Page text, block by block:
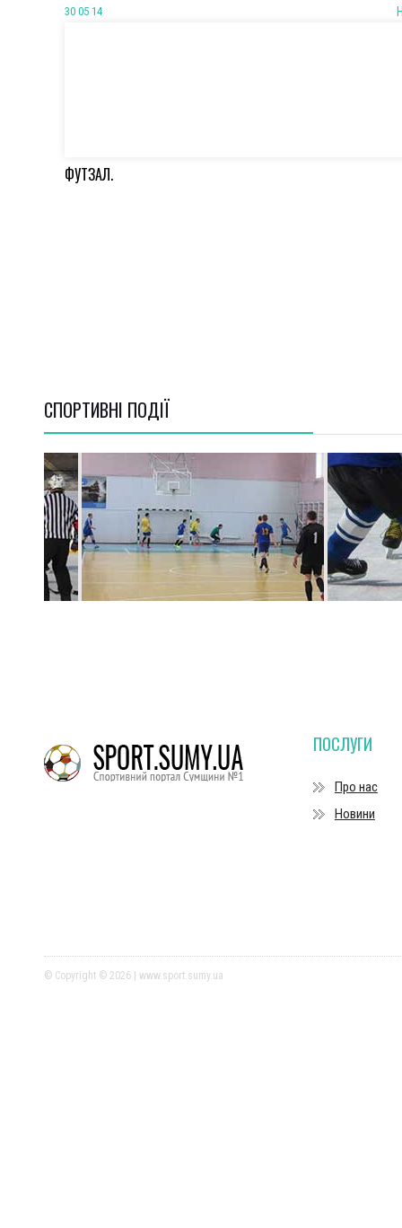
30 05 14
ФУТЗАЛ.
СПОРТИВНI ПОДІЇ
ПОСЛУГИ
Про нас
Новини
© Copyright © 2026 | www.sport.sumy.ua